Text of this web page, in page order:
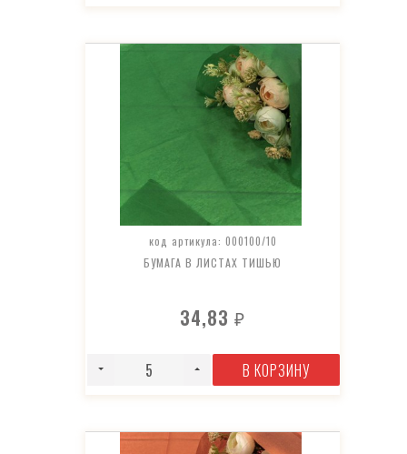
код артикула: 000100/10
БУМАГА В ЛИСТАХ ТИШЬЮ
34,83₽
В КОРЗИНУ